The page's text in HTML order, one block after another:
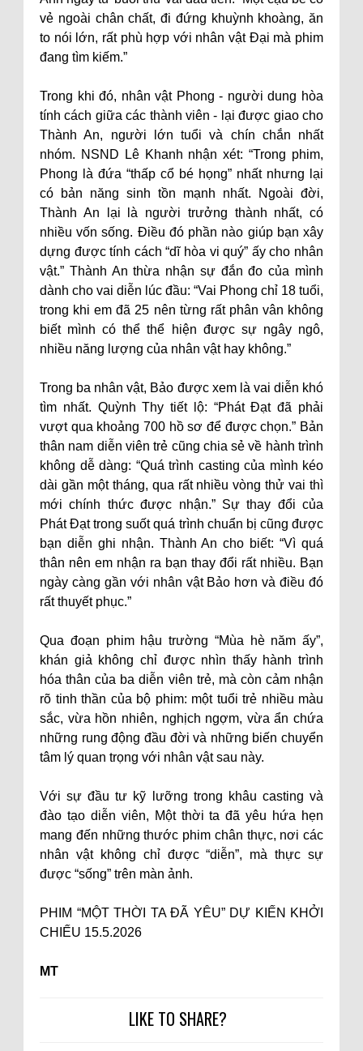
vẻ ngoài chân chất, đi đứng khuỳnh khoàng, ăn
to nói lớn, rất phù hợp với nhân vật Đại mà phim
đang tìm kiếm.”
Trong khi đó, nhân vật Phong - người dung hòa
tính cách giữa các thành viên - lại được giao cho
Thành An, người lớn tuổi và chín chắn nhất
nhóm. NSND Lê Khanh nhận xét: “Trong phim,
Phong là đứa “thấp cổ bé họng” nhất nhưng lại
có bản năng sinh tồn mạnh nhất. Ngoài đời,
Thành An lại là người trưởng thành nhất, có
nhiều vốn sống. Điều đó phần nào giúp bạn xây
dựng được tính cách “dĩ hòa vi quý” ấy cho nhân
vật.” Thành An thừa nhận sự đắn đo của mình
dành cho vai diễn lúc đầu: “Vai Phong chỉ 18 tuổi,
trong khi em đã 25 nên từng rất phân vân không
biết mình có thể thể hiện được sự ngây ngô,
nhiều năng lượng của nhân vật hay không.”
Trong ba nhân vật, Bảo được xem là vai diễn khó
tìm nhất. Quỳnh Thy tiết lộ: “Phát Đạt đã phải
vượt qua khoảng 700 hồ sơ để được chọn.” Bản
thân nam diễn viên trẻ cũng chia sẻ về hành trình
không dễ dàng: “Quá trình casting của mình kéo
dài gần một tháng, qua rất nhiều vòng thử vai thì
mới chính thức được nhận.” Sự thay đổi của
Phát Đạt trong suốt quá trình chuẩn bị cũng được
bạn diễn ghi nhận. Thành An cho biết: “Vì quá
thân nên em nhận ra bạn thay đổi rất nhiều. Bạn
ngày càng gần với nhân vật Bảo hơn và điều đó
rất thuyết phục.”
Qua đoạn phim hậu trường “Mùa hè năm ấy”,
khán giả không chỉ được nhìn thấy hành trình
hóa thân của ba diễn viên trẻ, mà còn cảm nhận
rõ tinh thần của bộ phim: một tuổi trẻ nhiều màu
sắc, vừa hồn nhiên, nghịch ngợm, vừa ẩn chứa
những rung động đầu đời và những biến chuyển
tâm lý quan trọng với nhân vật sau này.
Với sự đầu tư kỹ lưỡng trong khâu casting và
đào tạo diễn viên, Một thời ta đã yêu hứa hẹn
mang đến những thước phim chân thực, nơi các
nhân vật không chỉ được “diễn”, mà thực sự
được “sống” trên màn ảnh.
PHIM “MỘT THỜI TA ĐÃ YÊU” DỰ KIẾN KHỞI
CHIẾU 15.5.2026
MT
LIKE TO SHARE?